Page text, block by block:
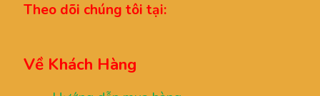
Theo dõi chúng tôi tại:
Về Khách Hàng